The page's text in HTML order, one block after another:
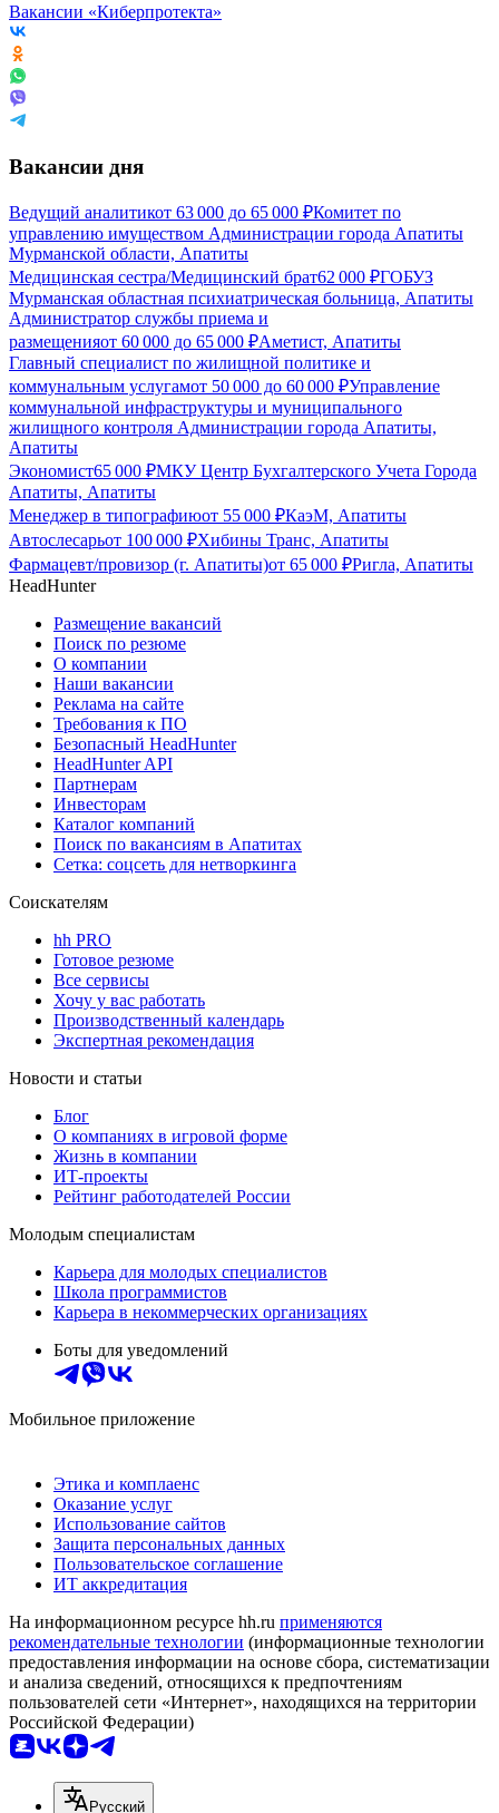
Вакансии «Киберпротекта»
Вакансии дня
Ведущий аналитикот 63 000 до 65 000 ₽Комитет по
управлению имуществом Администрации города Апатиты
Мурманской области, Апатиты
Медицинская сестра/Медицинский брат62 000 ₽ГОБУЗ
Мурманская областная психиатрическая больница, Апатиты
Администратор службы приема и
размещенияот 60 000 до 65 000 ₽Аметист, Апатиты
Главный специалист по жилищной политике и
коммунальным услугамот 50 000 до 60 000 ₽Управление
коммунальной инфраструктуры и муниципального
жилищного контроля Администрации города Апатиты,
Апатиты
Экономист65 000 ₽МКУ Центр Бухгалтерского Учета Города
Апатиты, Апатиты
Менеджер в типографиюот 55 000 ₽КаэМ, Апатиты
Автослесарьот 100 000 ₽Хибины Транс, Апатиты
Фармацевт/провизор (г. Апатиты)от 65 000 ₽Ригла, Апатиты
HeadHunter
Размещение вакансий
Поиск по резюме
О компании
Наши вакансии
Реклама на сайте
Требования к ПО
Безопасный HeadHunter
HeadHunter API
Партнерам
Инвесторам
Каталог компаний
Поиск по вакансиям в Апатитах
Сетка: соцсеть для нетворкинга
Соискателям
hh PRO
Готовое резюме
Все сервисы
Хочу у вас работать
Производственный календарь
Экспертная рекомендация
Новости и статьи
Блог
О компаниях в игровой форме
Жизнь в компании
ИТ-проекты
Рейтинг работодателей России
Молодым специалистам
Карьера для молодых специалистов
Школа программистов
Карьера в некоммерческих организациях
Боты для уведомлений
Мобильное приложение
Этика и комплаенс
Оказание услуг
Использование сайтов
Защита персональных данных
Пользовательское соглашение
ИТ аккредитация
На информационном ресурсе hh.ru применяются
рекомендательные технологии (информационные технологии
предоставления информации на основе сбора, систематизации
и анализа сведений, относящихся к предпочтениям
пользователей сети «Интернет», находящихся на территории
Российской Федерации)
Русский